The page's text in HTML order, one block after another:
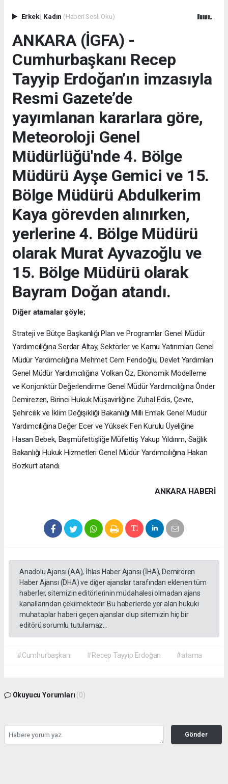
Erkek| Kadın (Haberi Sesli Oku)
ANKARA (İGFA) -
Cumhurbaşkanı Recep
Tayyip Erdoğan’ın imzasıyla
Resmi Gazete’de
yayımlanan kararlara göre,
Meteoroloji Genel
Müdürlüğü'nde 4. Bölge
Müdürü Ayşe Gemici ve 15.
Bölge Müdürü Abdulkerim
Kaya görevden alınırken,
yerlerine 4. Bölge Müdürü
olarak Murat Ayvazoğlu ve
15. Bölge Müdürü olarak
Bayram Doğan atandı.
Diğer atamalar şöyle;
Strateji ve Bütçe Başkanlığı Plan ve Programlar Genel Müdür
Yardımcılığına Serdar Altay, Sektörler ve Kamu Yatırımları Genel
Müdür Yardımcılığına Mehmet Cem Fendoğlu, Devlet Yardımları
Genel Müdür Yardımcılığına Volkan Öz, Ekonomik Modelleme
ve Konjonktür Değerlendirme Genel Müdür Yardımcılığına Önder
Demirezen, Birinci Hukuk Müşavirliğine Zuhal Edis, Çevre,
Şehircilik ve İklim Değişikliği Bakanlığı Milli Emlak Genel Müdür
Yardımcılığına Değer Ecer ve Yüksek Fen Kurulu Üyeliğine
Hasan Bebek, Başmüfettişliğe Müfettiş Yakup Yıldırım, Sağlık
Bakanlığı Hukuk Hizmetleri Genel Müdür Yardımcılığına Hakan
Bozkurt atandı.
ANKARA HABERİ
Anadolu Ajansı (AA), İhlas Haber Ajansı (İHA), Demirören
Haber Ajansı (DHA) ve diğer ajanslar tarafından eklenen tüm
haberler, sitemizin editörlerinin müdahalesi olmadan ajans
kanallarından çekilmektedir. Bu haberlerde yer alan hukuki
muhataplar haberi geçen ajanslar olup sitemizin hiç bir
editörü sorumlu tutulamaz...
#Cumhurbaşkanı #Recep Tayyip Erdoğan #atama
Okuyucu Yorumları (0)
Gönder